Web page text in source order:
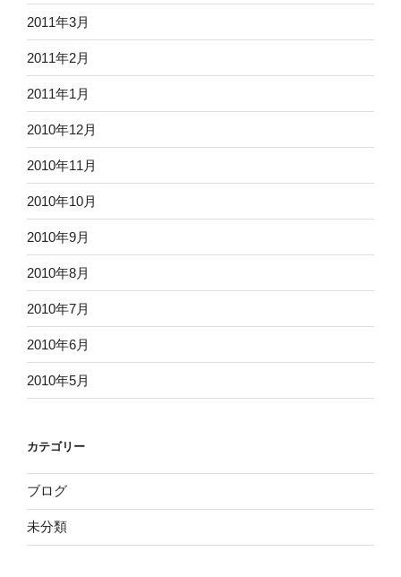
2011年3月
2011年2月
2011年1月
2010年12月
2010年11月
2010年10月
2010年9月
2010年8月
2010年7月
2010年6月
2010年5月
カテゴリー
ブログ
未分類